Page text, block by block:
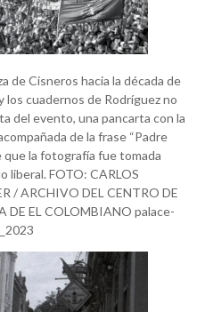
de Cisneros hacia la década de
cuadernos de Rodríguez no
del evento, una pancarta con la
de la frase “Padre
la fotografía fue tomada
liberal. FOTO: CARLOS
/ ARCHIVO DEL CENTRO DE
DE EL COLOMBIANO palace-